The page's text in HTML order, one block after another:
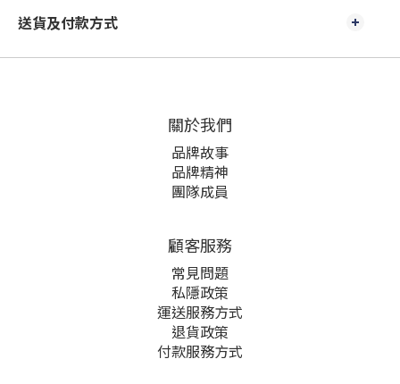
送貨及付款方式
關於我們
品牌故事
品牌精神
團隊成員
顧客服務
常見問題
私隱政策
運送服務方式
退貨政策
付款服務方式